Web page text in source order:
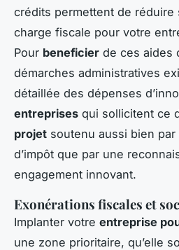
crédits permettent de réduire
charge fiscale pour votre
Pour beneficier de ces aides
démarches administratives
détaillée des dépenses
entreprises qui sollicitent ce
projet soutenu aussi bien
d’impôt que par une
engagement innovant.
Exonérations fiscales et
Implanter votre entreprise
une zone prioritaire, qu’elle